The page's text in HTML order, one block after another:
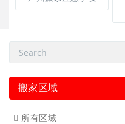
搬家区域
所有区域